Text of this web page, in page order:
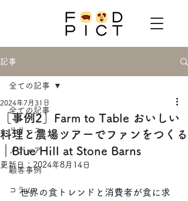
記事
全ての記事
リリース
メディア
顧客事例
コラム
全ての記事
［事例2］Farm to Table おいしい
料理と農場ツアーでファンをつくる
｜Blue Hill at Stone Barns
2024年7月31日
更新日： 2024年8月14日
世界の食トレンドと消費者が食に求